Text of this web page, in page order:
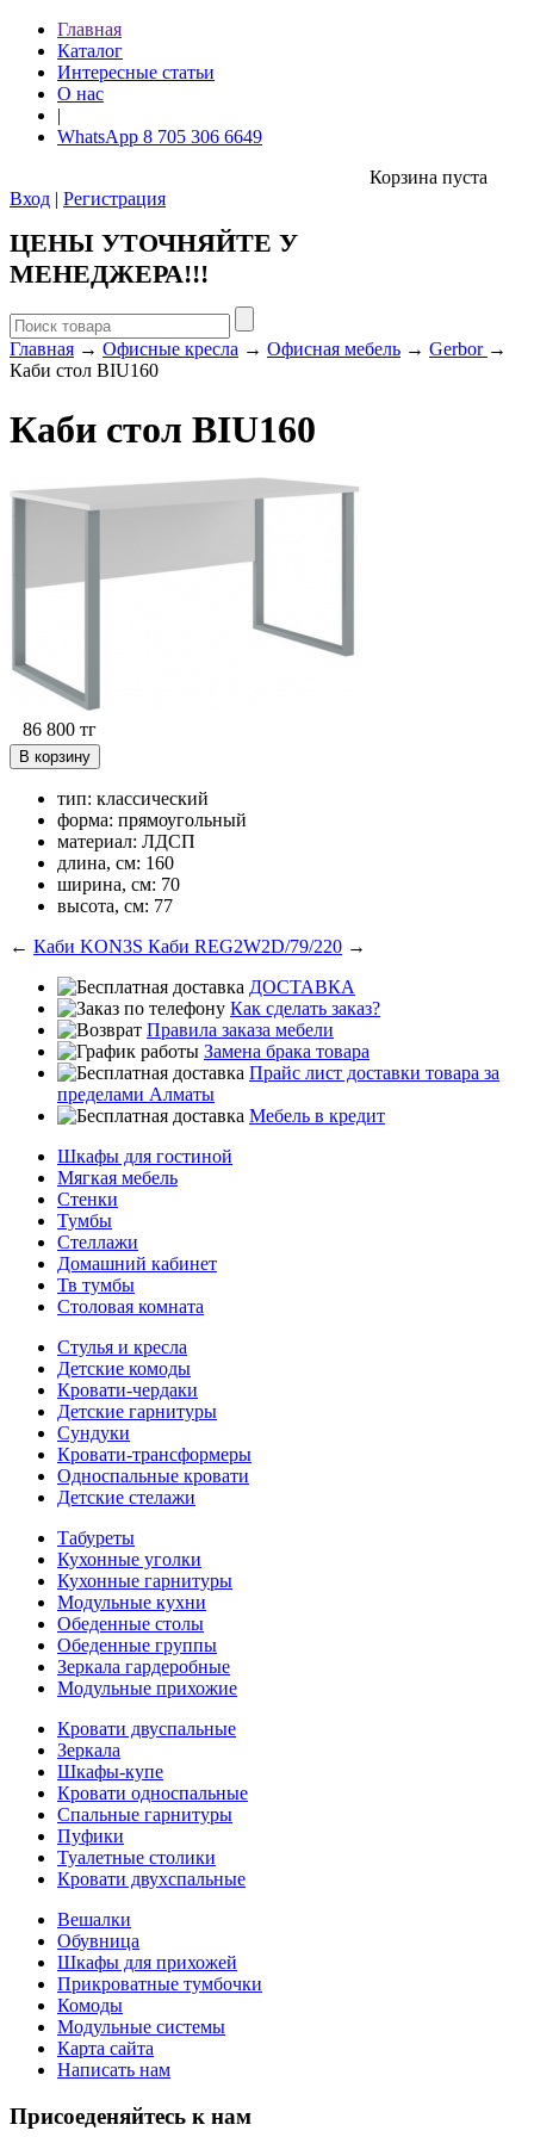
Главная
Каталог
Интересные статьи
О нас
|
WhatsApp 8 705 306 6649
Корзина пуста
Вход | Регистрация
ЦЕНЫ УТОЧНЯЙТЕ У
МЕНЕДЖЕРА!!!
Главная → Офисные кресла → Офисная мебель → Gerbor →
Каби стол BIU160
Каби стол BIU160
86 800 тг
В корзину
тип: классический
форма: прямоугольный
материал: ЛДСП
длина, см: 160
ширина, см: 70
высота, см: 77
← Каби KON3S Каби REG2W2D/79/220 →
ДОСТАВКА
Как сделать заказ?
Правила заказа мебели
Замена брака товара
Прайс лист доставки товара за
пределами Алматы
Мебель в кредит
Шкафы для гостиной
Мягкая мебель
Стенки
Тумбы
Стеллажи
Домашний кабинет
Тв тумбы
Столовая комната
Стулья и кресла
Детские комоды
Кровати-чердаки
Детские гарнитуры
Сундуки
Кровати-трансформеры
Односпальные кровати
Детские стелажи
Табуреты
Кухонные уголки
Кухонные гарнитуры
Модульные кухни
Обеденные столы
Обеденные группы
Зеркала гардеробные
Модульные прихожие
Кровати двуспальные
Зеркала
Шкафы-купе
Кровати односпальные
Спальные гарнитуры
Пуфики
Туалетные столики
Кровати двухспальные
Вешалки
Обувница
Шкафы для прихожей
Прикроватные тумбочки
Комоды
Модульные системы
Карта сайта
Написать нам
Присоеденяйтесь к нам